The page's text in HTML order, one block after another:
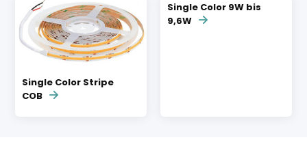
Single Color Stripe
COB
Single Color 9W bis
9,6W